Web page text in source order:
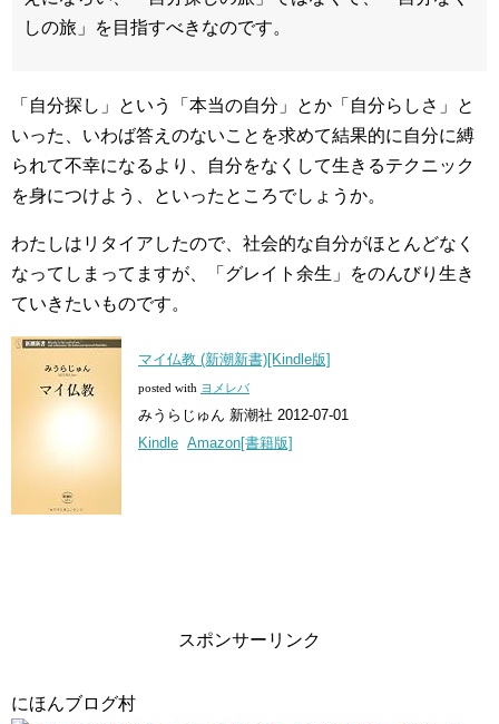
しの旅」を目指すべきなのです。
「自分探し」という「本当の自分」とか「自分らしさ」と
いった、いわば答えのないことを求めて結果的に自分に縛
られて不幸になるより、自分をなくして生きるテクニック
を身につけよう、といったところでしょうか。
わたしはリタイアしたので、社会的な自分がほとんどなく
なってしまってますが、「グレイト余生」をのんびり生き
ていきたいものです。
マイ仏教 (新潮新書)[Kindle版]
posted with ヨメレバ
みうらじゅん 新潮社 2012-07-01
Kindle Amazon[書籍版]
スポンサーリンク
にほんブログ村